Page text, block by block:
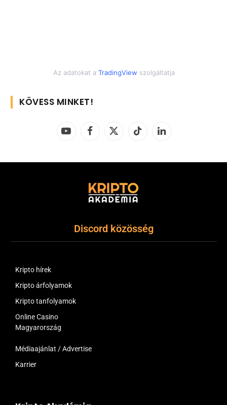
Az adatokat a TradingView szolgáltatja
KÖVESS MINKET!
YouTubeFacebook
X
TikTok LinkedIn
Discord közösség
Kripto hírek
Kripto árfolyamok
Kripto tanfolyamok
Online Casino
Magyarország
Médiaajánlat / Advertise
Karrier